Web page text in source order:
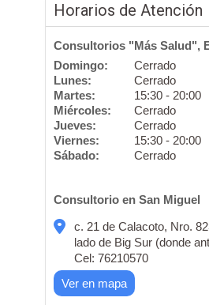
Horarios de Atención
Consultorios "Más Salud",
Domingo:
Cerrado
Lunes:
Cerrado
Martes:
15:30 - 20:00
Miércoles:
Cerrado
Jueves:
Cerrado
Viernes:
15:30 - 20:00
Sábado:
Cerrado
Consultorio en San Miguel
c. 21 de Calacoto, Nro.
lado de Big Sur (donde
Cel: 76210570
Ver en mapa